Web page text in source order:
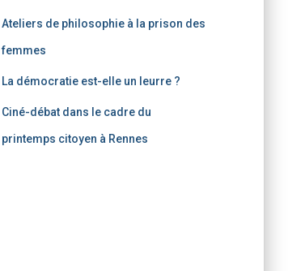
Ateliers de philosophie à la prison des
femmes
La démocratie est-elle un leurre ?
Ciné-débat dans le cadre du
printemps citoyen à Rennes